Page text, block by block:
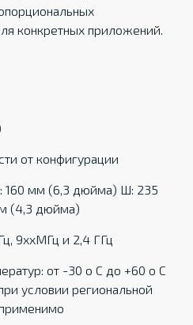
конкретных приложений.
от конфигурации
160 мм (6,3 дюйма) Ш: 235
(4,3 дюйма)
9xxМГц и 2,4 ГГц
от -30 о С до +60 о С
условии региональной